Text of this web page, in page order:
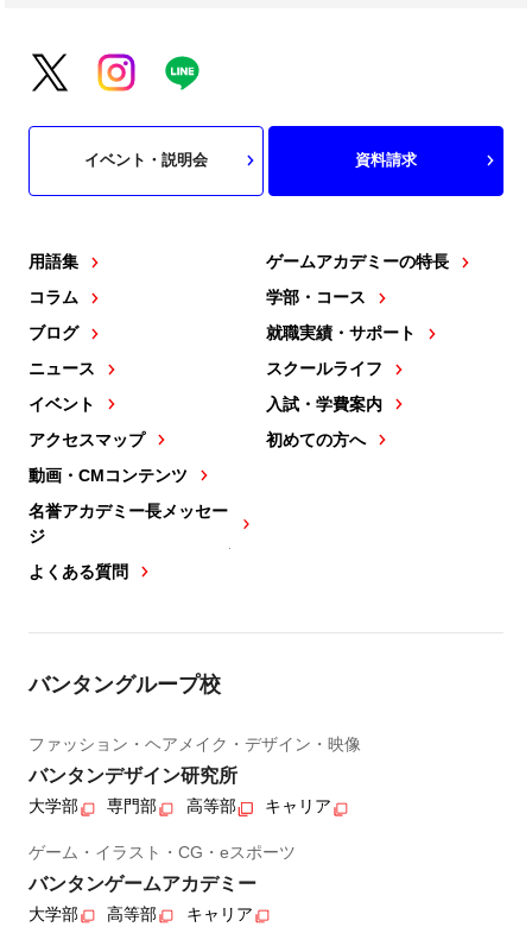
用語集
コラム
ブログ
ニュース
イベント
アクセスマップ
動画・CMコンテンツ
名誉アカデミー長メッセー
ジ
よくある質問
ゲームアカデミーの特長
学部・コース
就職実績・サポート
スクールライフ
入試・学費案内
初めての方へ
イベント・説明会 資料請求
バンタングループ校
ファッション・ヘアメイク・デザイン・映像
バンタンデザイン研究所
大学部 専門部 高等部 キャリア
ゲーム・イラスト・CG・eスポーツ
バンタンゲームアカデミー
大学部 高等部 キャリア